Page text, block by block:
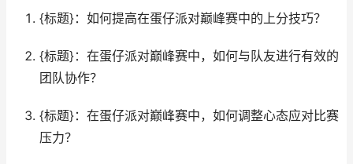
{标题}：如何提高在蛋仔派对巅峰赛中的上分技巧？
{标题}：在蛋仔派对巅峰赛中，如何与队友进行有效的
团队协作？
{标题}：在蛋仔派对巅峰赛中，如何调整心态应对比赛
压力？